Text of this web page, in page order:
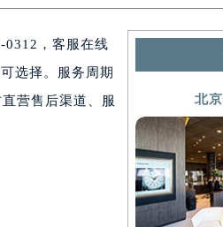
预约）
0312，客服在线
选择。服务周期
营售后渠道、服
北